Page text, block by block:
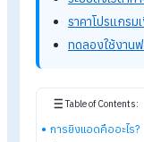
เช่น Facebook,
ถึงกลุ่มเป้าหมาย
ขึ้น โดยสามารถ
แคมเปญได้แบบเรีย